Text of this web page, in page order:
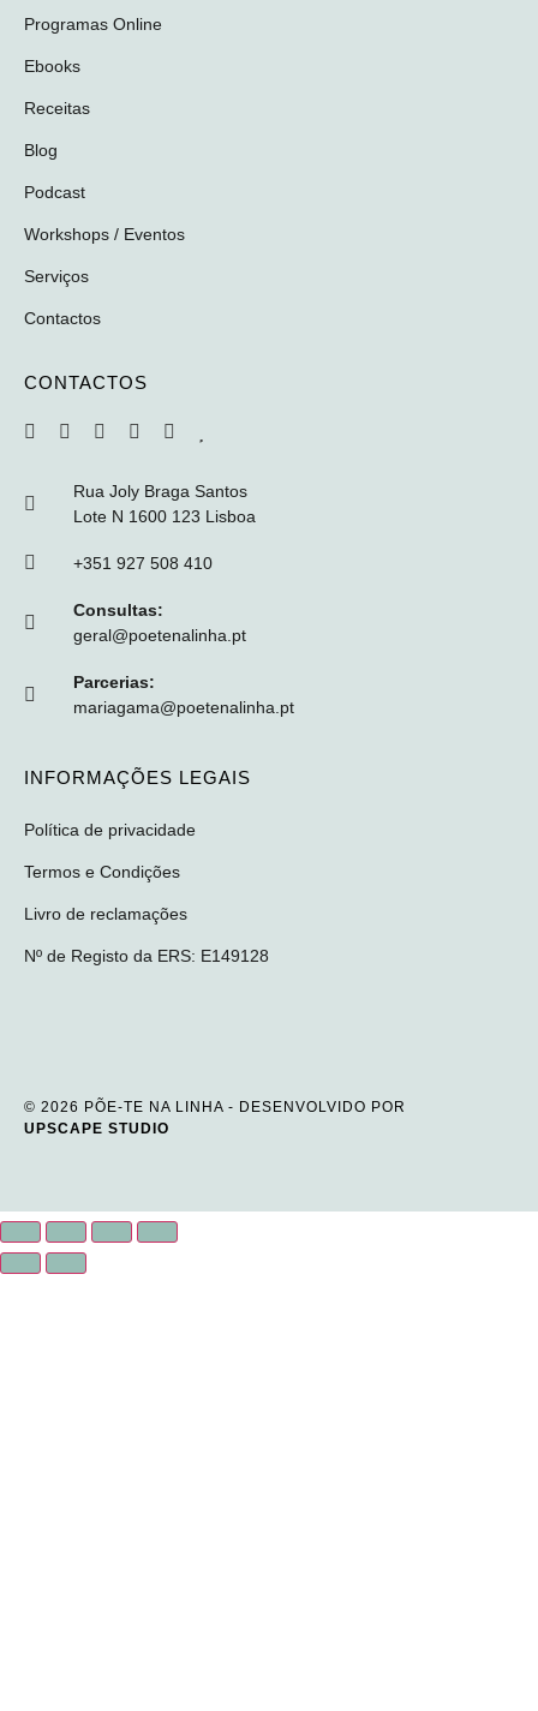
Programas Online
Ebooks
Receitas
Blog
Podcast
Workshops / Eventos
Serviços
Contactos
CONTACTOS
Rua Joly Braga Santos
Lote N 1600 123 Lisboa
+351 927 508 410
Consultas:
geral@poetenalinha.pt
Parcerias:
mariagama@poetenalinha.pt
INFORMAÇÕES LEGAIS
Política de privacidade
Termos e Condições
Livro de reclamações
Nº de Registo da ERS: E149128
© 2026 PÕE-TE NA LINHA - DESENVOLVIDO POR
UPSCAPE STUDIO